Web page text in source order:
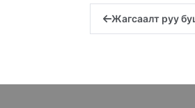
Жагсаалт руу